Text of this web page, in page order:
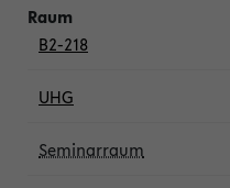
B2-218
UHG
Seminarraum